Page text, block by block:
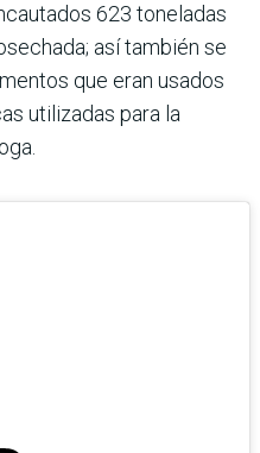
623 toneladas
así también se
que eran usados
utilizadas para la